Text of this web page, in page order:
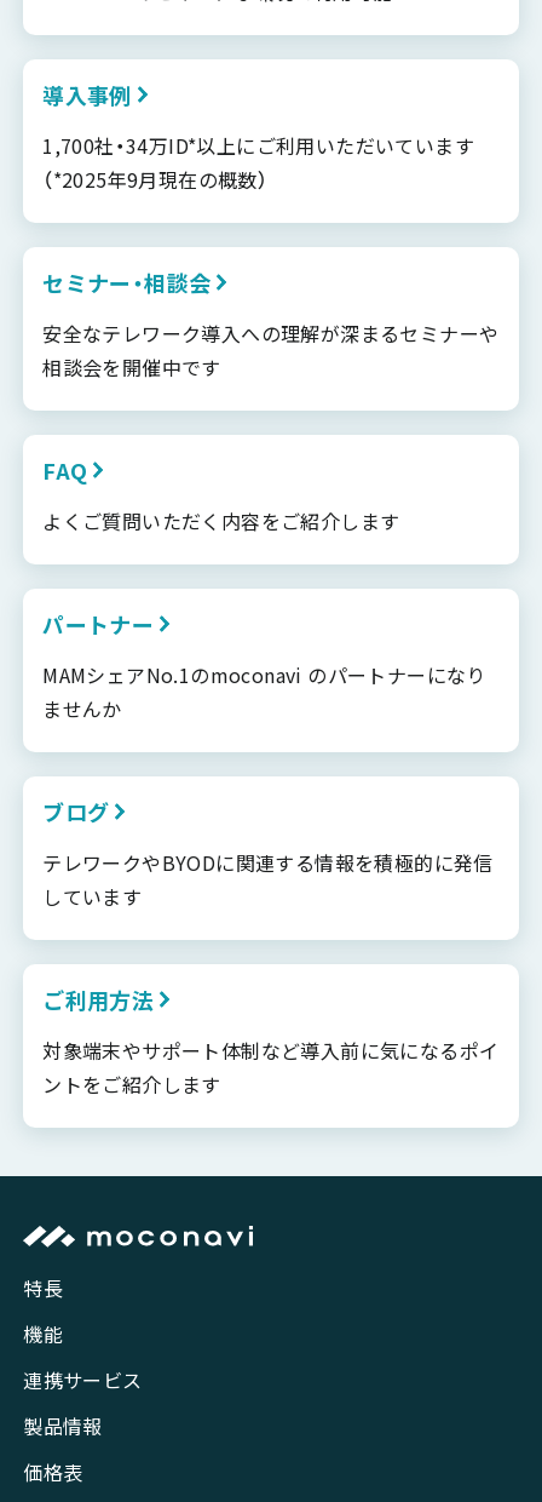
導入事例
1,700社・34万ID*以上にご利用いただいています
（*2025年9月現在の概数）
セミナー・相談会
安全なテレワーク導入への理解が深まるセミナーや
相談会を開催中です
FAQ
よくご質問いただく内容をご紹介します
パートナー
MAMシェアNo.1のmoconavi のパートナーになり
ませんか
ブログ
テレワークやBYODに関連する情報を積極的に発信
しています
ご利用方法
対象端末やサポート体制など導入前に気になるポイ
ントをご紹介します
特長
機能
連携サービス
製品情報
価格表